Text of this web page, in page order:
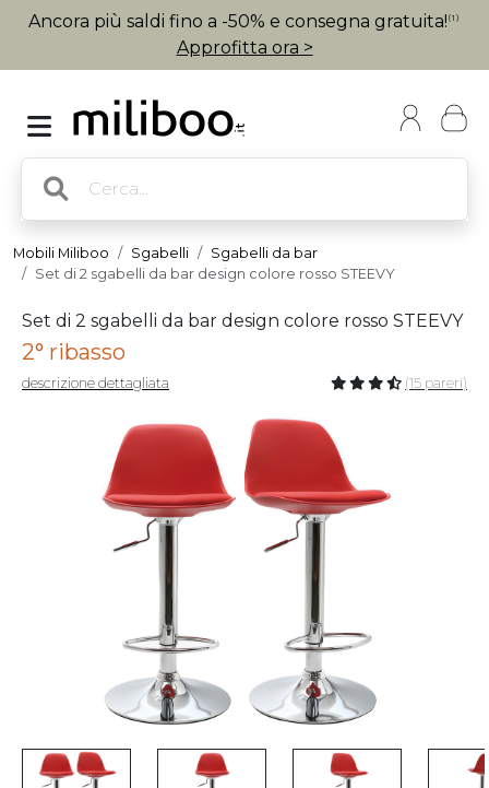
Ancora più saldi fino a -50% e consegna gratuita! (1)
Approfitta ora >
Mobili Miliboo Sgabelli
Sgabelli da bar
Set di 2 sgabelli da bar design colore rosso STEEVY
Set di 2 sgabelli da bar design colore rosso STEEVY
2° ribasso
descrizione dettagliata (15 pareri)